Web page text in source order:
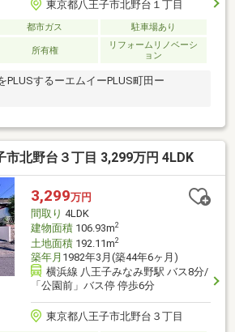
東京都八王子市北野台１丁目
都市ガス 駐車場あり
所有権
リフォームリノベーシ
ョン
PLUSするーエムイーPLUS町田ー
市北野台３丁目 3,299万円 4LDK
3,299万円
間取り 4LDK
建物面積106.93m2
土地面積192.11m2
築年月 1982年3月(築44年6ヶ月)
横浜線 八王子みなみ野駅 バス8分/
「公園前」バス停 停歩6分
東京都八王子市北野台３丁目